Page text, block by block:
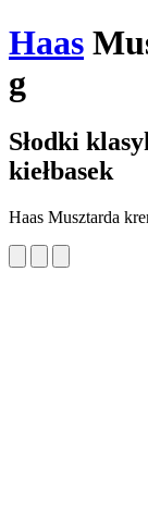
Haas
g
Słodki
kiełbasek
Haas Musztarda